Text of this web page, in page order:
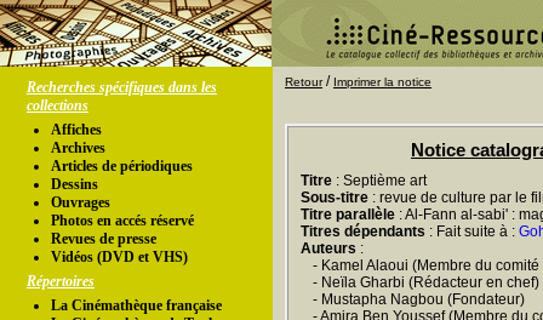
Recherches spécifiques dans les
collections
Affiches
Archives
Articles de périodiques
Dessins
Ouvrages
Photos en accés réservé
Revues de presse
Vidéos (DVD et VHS)
Répertoires
La Cinémathèque française
Retour/ Imprimer la notice
Notice
Titre : Septième art
Sous-titre : revue de culture par le
Titre parallèle : Al-Fann al-sabi' :
Titres dépendants : Fait suite à :
Auteurs :
- Kamel Alaoui (Membre du
- Neïla Gharbi (Rédacteur en chef)
- Mustapha Nagbou (Fondateur)
- Amira Ben Youssef (Membre du